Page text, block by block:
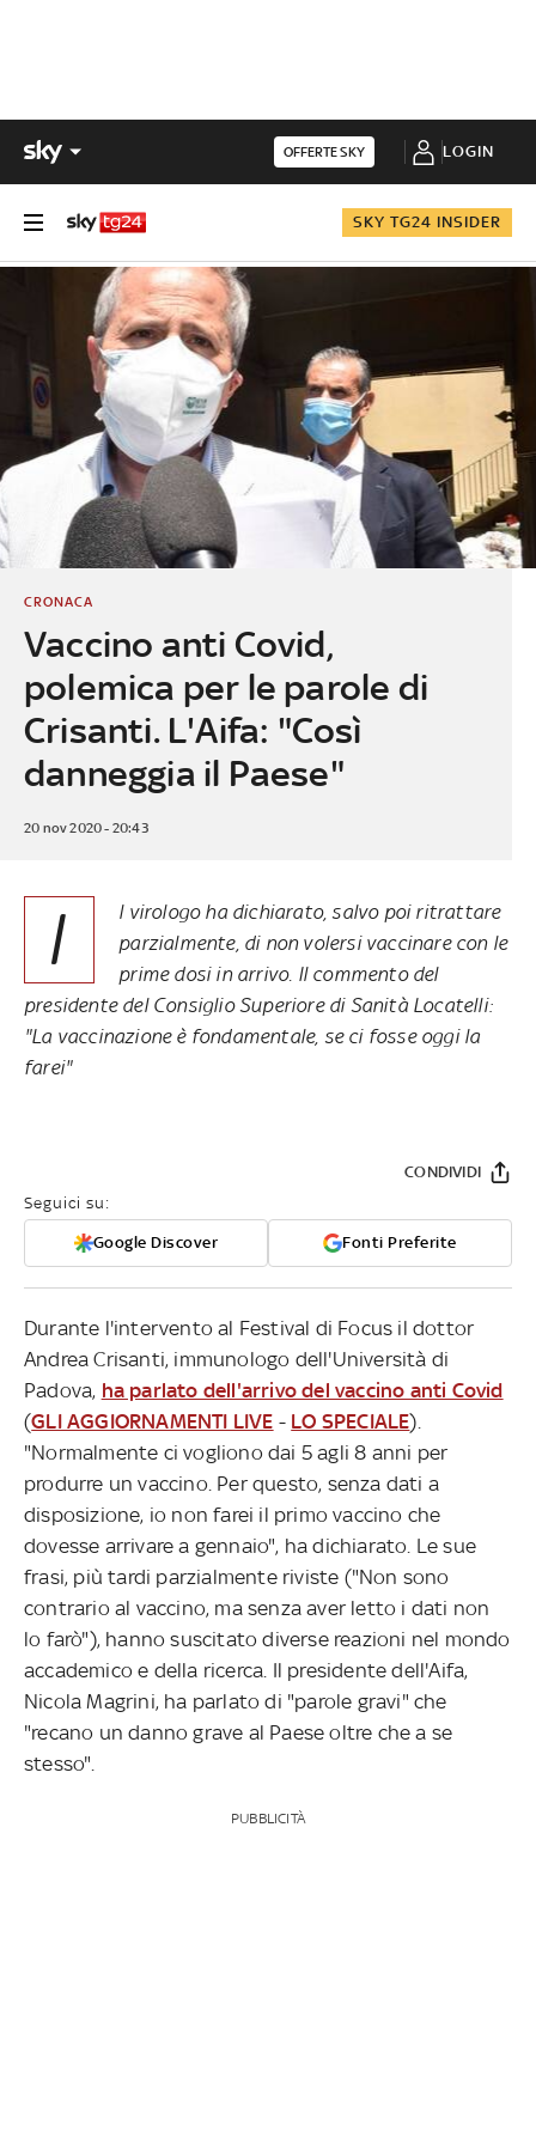
OFFERTE SKY LOGIN
SKY TG24 INSIDER
Vaccino anti Covid,
polemica per le parole di
Crisanti. L'Aifa: "Così
danneggia il Paese"
CRONACA
20 nov 2020 - 20:43
I
l virologo ha dichiarato, salvo poi ritrattare
parzialmente, di non volersi vaccinare con le
prime dosi in arrivo. Il commento del
presidente del Consiglio Superiore di Sanità Locatelli:
"La vaccinazione è fondamentale, se ci fosse oggi la
farei"
Seguici su:
Google Discover Fonti Preferite
CONDIVIDI
Durante l'intervento al Festival di Focus il dottor
Andrea Crisanti, immunologo dell'Università di
Padova, ha parlato dell'arrivo del vaccino anti Covid
(GLI AGGIORNAMENTI LIVE - LO SPECIALE).
"Normalmente ci vogliono dai 5 agli 8 anni per
produrre un vaccino. Per questo, senza dati a
disposizione, io non farei il primo vaccino che
dovesse arrivare a gennaio", ha dichiarato. Le sue
frasi, più tardi parzialmente riviste ("Non sono
contrario al vaccino, ma senza aver letto i dati non
lo farò"), hanno suscitato diverse reazioni nel mondo
accademico e della ricerca. Il presidente dell'Aifa,
Nicola Magrini, ha parlato di "parole gravi" che
"recano un danno grave al Paese oltre che a se
stesso".
PUBBLICITÀ